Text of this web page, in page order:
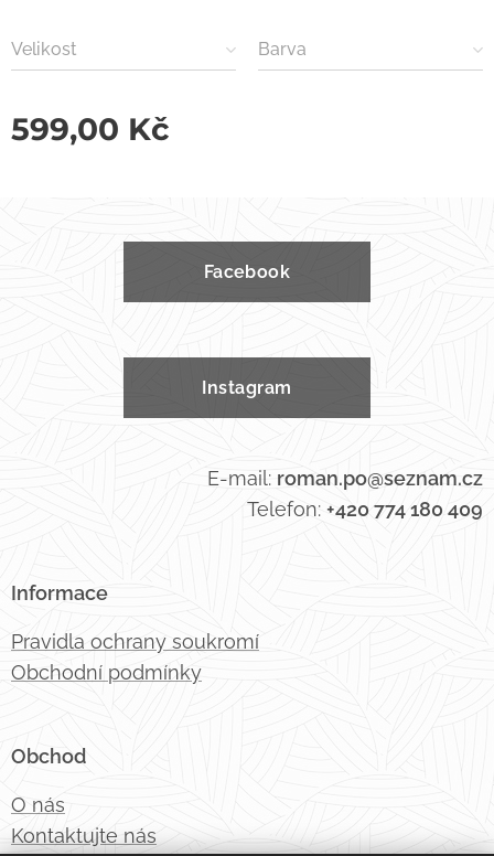
Velikost Barva
599,00 Kč
Facebook
Instagram
E-mail: roman.po@seznam.cz
Telefon: +420 774 180 409
Informace
Pravidla ochrany soukromí
Obchodní podmínky
Obchod
O nás
Kontaktujte nás